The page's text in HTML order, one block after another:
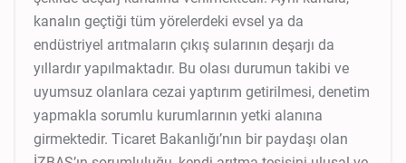
kanalın geçtiği tüm yörelerdeki evsel ya da
endüstriyel arıtmaların çıkış sularının deşarjı da
yıllardır yapılmaktadır. Bu olası durumun takibi ve
uyumsuz olanlara cezai yaptırım getirilmesi, denetim
yapmakla sorumlu kurumlarının yetki alanına
girmektedir. Ticaret Bakanlığı’nın bir paydaşı olan